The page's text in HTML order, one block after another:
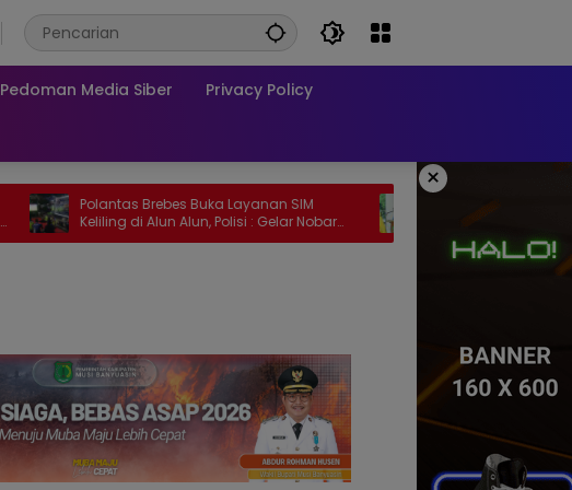
Pedoman Media Siber Privacy Policy
×
Polantas Brebes Buka Layanan SIM
Keliling di Alun Alun, Polisi : Gelar Nobar
Kalau Ada Pertandingan AFF
10 Kabupaten/Kota Masuk Zona
Karhutla, PMII Sumsel Desak
Perkuat Pencegahan